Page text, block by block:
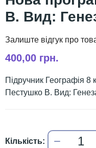
В. Вид:
400,00 грн.
Підручник Географія
Пестушко В. Вид: